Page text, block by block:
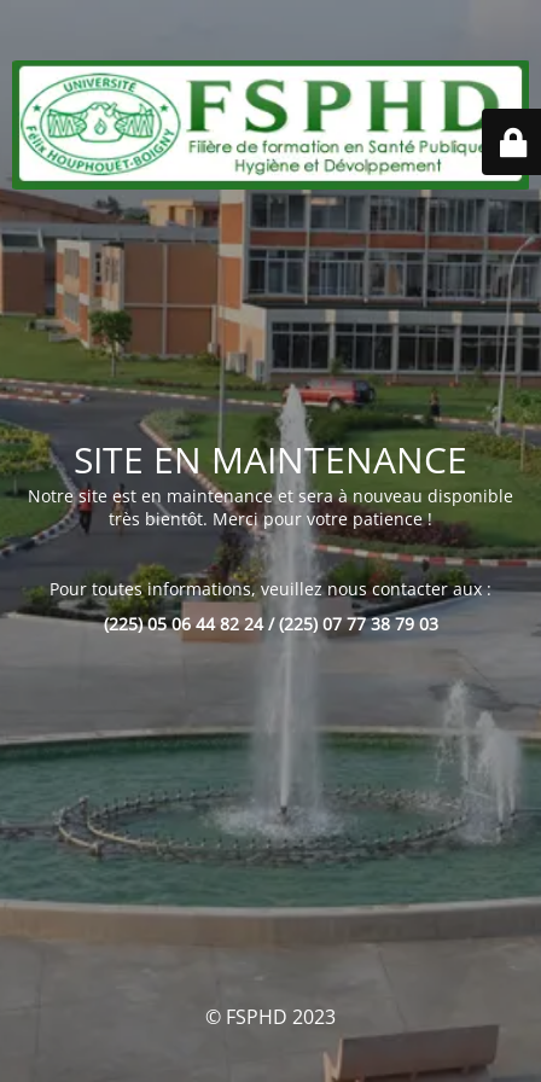
SITE EN MAINTENANCE
Notre site est en maintenance et sera à nouveau disponible
très bientôt. Merci pour votre patience !
Pour toutes informations, veuillez nous contacter aux :
(225) 05 06 44 82 24 / (225) 07 77 38 79 03
© FSPHD 2023